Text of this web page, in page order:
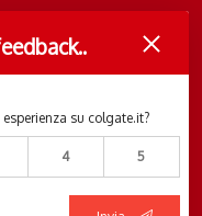
Tutti i diritti riservati.
su colgate.it?
4 5